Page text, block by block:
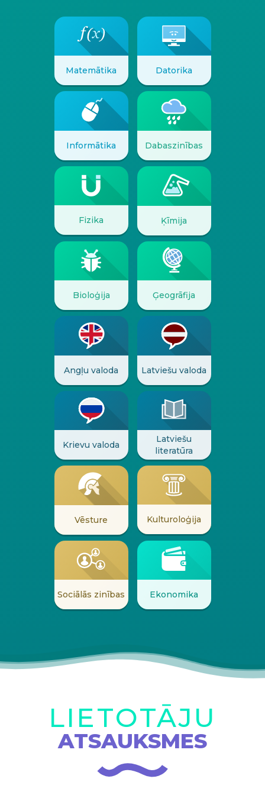
Matemātika Datorika
Informātika Dabaszinības
Fizika Ķīmija
Bioloģija Ģeogrāfija
Angļu valoda Latviešu valoda
Krievu valoda
Latviešu
literatūra
Vēsture Kulturoloģija
Sociālās zinības Ekonomika
LIETOTĀJU
ATSAUKSMES